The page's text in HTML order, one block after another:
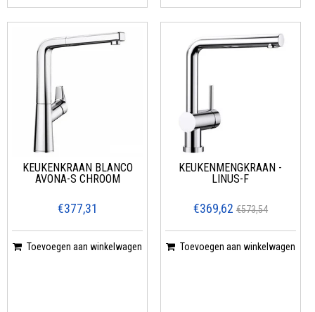
KEUKENKRAAN BLANCO
AVONA-S CHROOM
€377,31
Toevoegen aan winkelwagen
KEUKENMENGKRAAN -
LINUS-F
€369,62 €573,54
Toevoegen aan winkelwagen